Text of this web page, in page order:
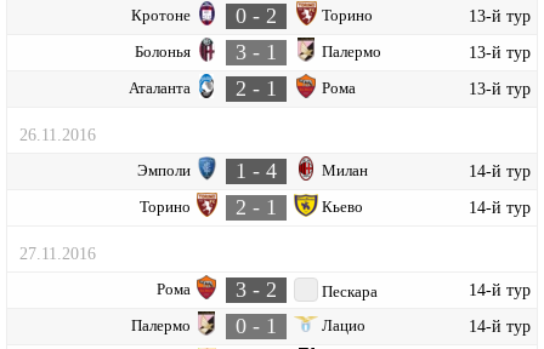
Кротоне 0 - 2 Торино 13-й тур
Болонья 3 - 1 Палермо 13-й тур
Аталанта 2 - 1 Рома 13-й тур
26.11.2016
Эмполи 1 - 4 Милан 14-й тур
Торино 2 - 1 Кьево 14-й тур
27.11.2016
Рома 3 - 2 Пескара 14-й тур
Палермо 0 - 1 Лацио 14-й тур